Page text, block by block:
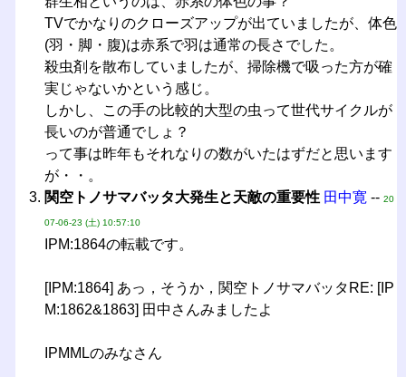
TVでかなりのクローズアップが出ていましたが、体色
(羽・脚・腹)は赤系で羽は通常の長さでした。
殺虫剤を散布していましたが、掃除機で吸った方が確
実じゃないかという感じ。
しかし、この手の比較的大型の虫って世代サイクルが
長いのが普通でしょ？
って事は昨年もそれなりの数がいたはずだと思います
が・・。
関空トノサマバッタ大発生と天敵の重要性 田中寛 -- 20
07-06-23 (土) 10:57:10
IPM:1864の転載です。
[IPM:1864] あっ，そうか，関空トノサマバッタRE: [IP
M:1862&1863] 田中さんみましたよ
IPMMLのみなさん